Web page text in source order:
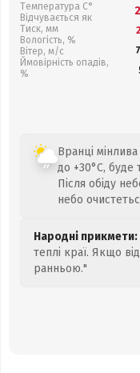
Температура С°
Відчувається як
Тиск, мм
Вологість, %
Вітер, м/с
Ймовірність опадів,
%
Вранці
до +30°C, буде
Після обіду
небо
Народні прикмети:
теплі краї. Якщо
ранньою."